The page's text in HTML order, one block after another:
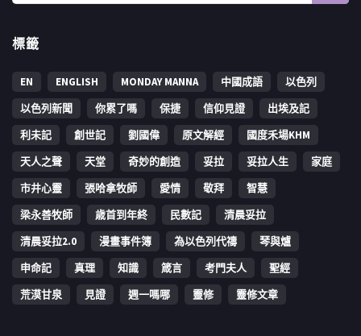
標籤
EN ENGLISH MONDAY MANNA 中國成語
以色列
以色列新聞
你累了嗎 保捷 信仰見證
出埃及記
利未記
創世記 劉國偉 原文解經
國度禾場KHM
天人之聲
天堂 奇妙的創造 妥拉 妥拉人生
家庭
市井心靈
張哈拿牧師 愛情 敬拜
智慧
梁永善牧師
歳首到年終 民數記
清晨妥拉
清晨妥拉2.0
漫畫事件簿 為以色列代禱
琴與爐
申命記
真理 知識 箴言 考門夫人
聖經
荒漠甘泉
見證 週一嗎哪 靈修 靈修文章